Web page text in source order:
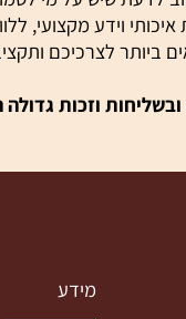
ניסיון וידע, הדרוש
שיש על מי לסמוך!
לצרכיכם ותקציבכם.
וזכות גדולה היא